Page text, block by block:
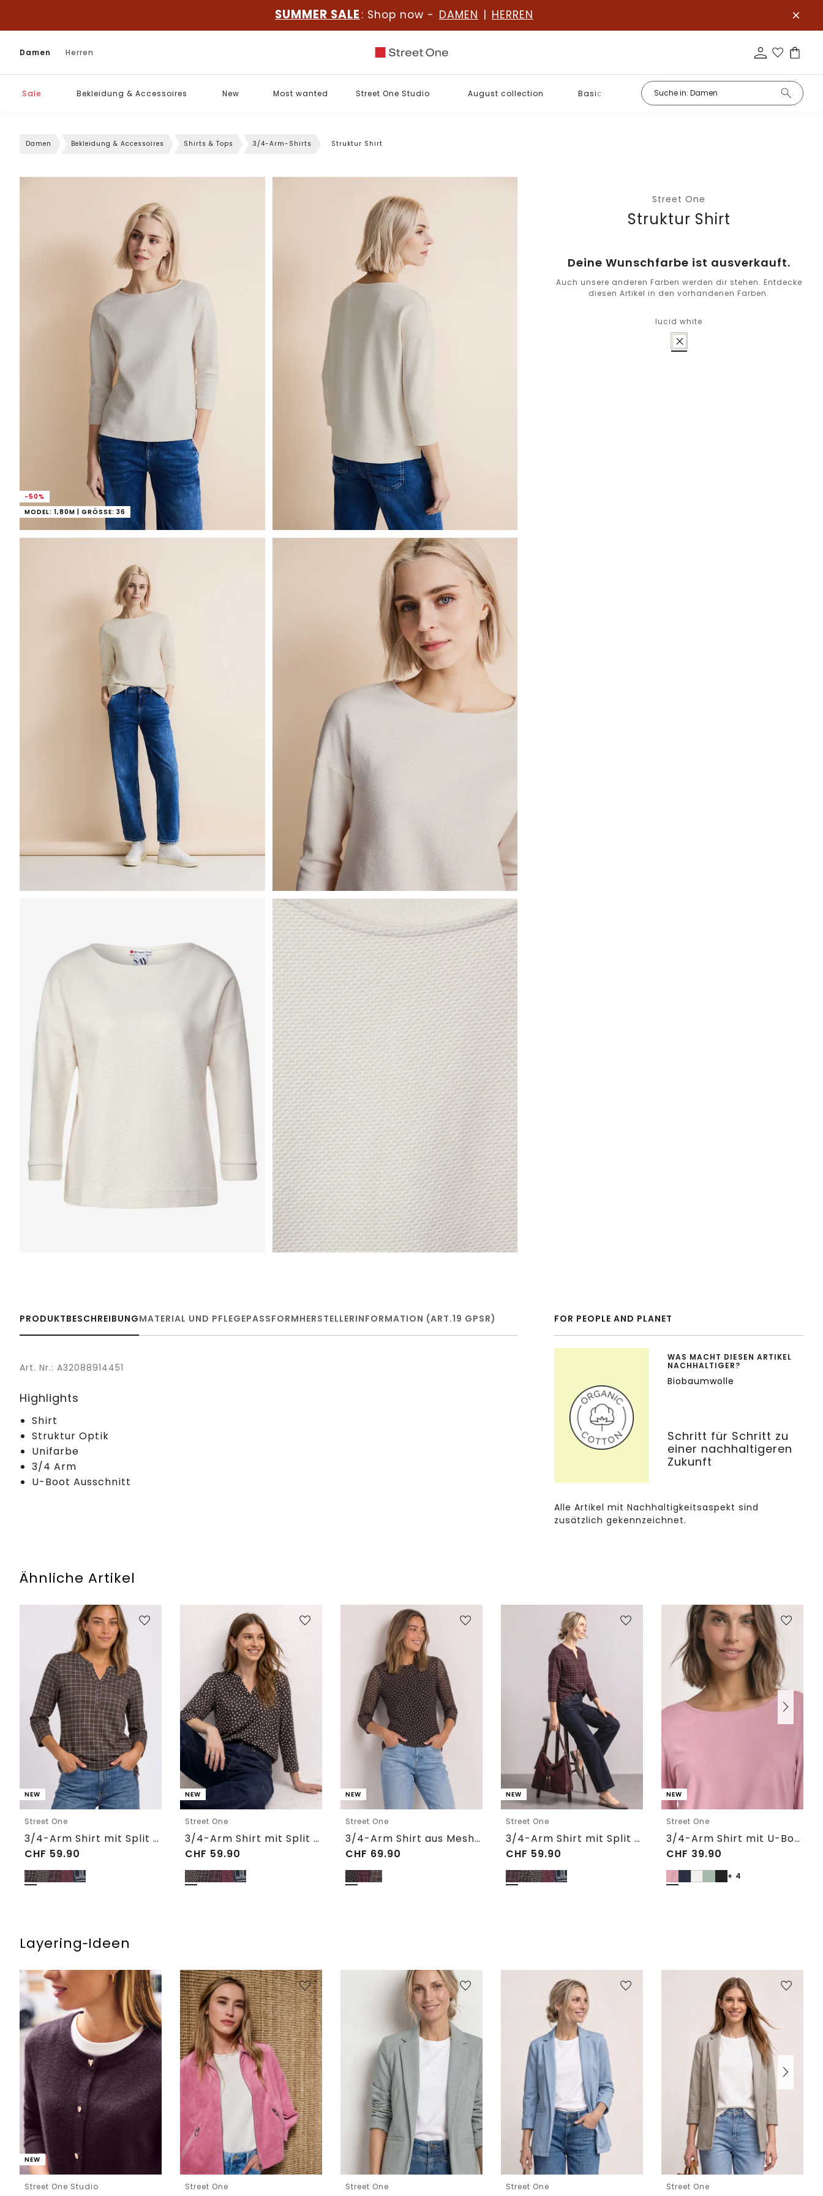
SUMMER SALE : Shop now - DAMEN | HERREN
Damen Herren
Sale Bekleidung & Accessoires New Most wanted Street One Studio August collection Basics
Damen Bekleidung & Accessoires Shirts & Tops 3/4-Arm-Shirts Struktur Shirt
-50%
MODEL: 1,80M | GRÖSSE: 36
Street One
Struktur Shirt
Deine Wunschfarbe ist ausverkauft.
Auch unsere anderen Farben werden dir stehen. Entdecke
diesen Artikel in den vorhandenen Farben.
lucid white
PRODUKTBESCHREIBUNGMATERIAL UND PFLEGEPASSFORMHERSTELLERINFORMATION (ART.19 GPSR)
Art. Nr.: A32088914451
Highlights
Shirt
Struktur Optik
Unifarbe
3/4 Arm
U-Boot Ausschnitt
FOR PEOPLE AND PLANET
WAS MACHT DIESEN ARTIKEL
NACHHALTIGER?
Biobaumwolle
Schritt für Schritt zu
einer nachhaltigeren
Zukunft
Alle Artikel mit Nachhaltigkeitsaspekt sind
zusätzlich gekennzeichnet.
Ähnliche Artikel
NEW
Street One
3/4-Arm Shirt mit Split Neck und Print
CHF 59.90
NEW
Street One
3/4-Arm Shirt mit Split Neck und Print
CHF 59.90
NEW
Street One
3/4-Arm Shirt aus Mesh mit Print
CHF 69.90
NEW
Street One
3/4-Arm Shirt mit Split Neck und Print
CHF 59.90
NEW
Street One
3/4-Arm Shirt mit U-Boot-Ausschnitt
CHF 39.90
+ 4
Layering‑Ideen
NEW
Street One Studio Street One Street One Street One Street One